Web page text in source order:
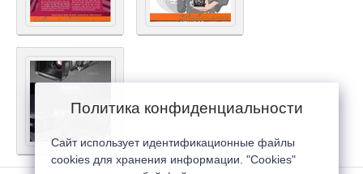
Политика конфиденциальности
Сайт использует идентификационные файлы
cookies для хранения информации. "Cookies"